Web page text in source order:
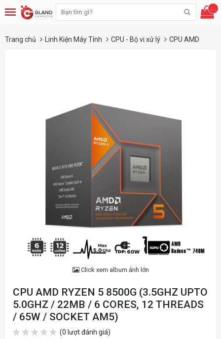
...
Trang chủ Linh Kiện Máy Tính CPU - Bộ vi xử lý CPU AMD
Click xem album ảnh lớn
CPU AMD RYZEN 5 8500G (3.5GHZ UPTO
5.0GHZ / 22MB / 6 CORES, 12 THREADS
/ 65W / SOCKET AM5)
(0 lượt đánh giá)